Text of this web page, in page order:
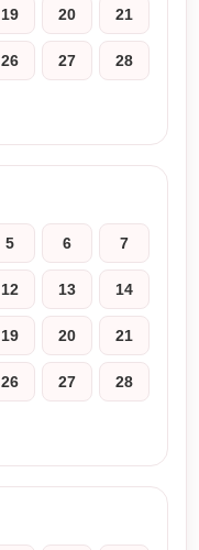
19 20 21
26 27 28
5 6 7
12 13 14
19 20 21
26 27 28